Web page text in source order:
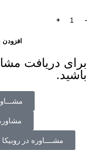
برای دریافت
باشید.
مشــــاوره در روبیکا با